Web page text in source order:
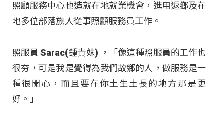
照顧服務中心也造就在地就業機會，進用返鄉及在
地多位部落族人從事照顧服務員工作。
照服員 Sarac(鍾貴妹) ，「像這種照服員的工作也
很夯，可是我是覺得為我們故鄉的人，做服務是一
種很開心，而且要在你土生土長的地方那是更
好。」